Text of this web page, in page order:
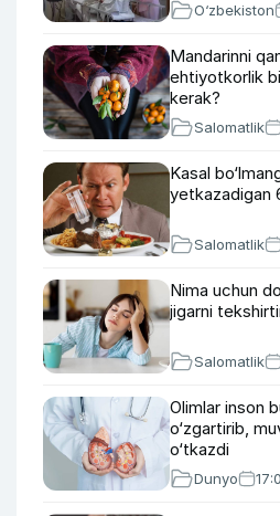
O‘zbekiston
Mandarinni
ehtiyotkorlik
kerak?
Salomatlik
Kasal
yetkazadigan
Salomatlik
Nima uchun
jigarni
Salomatlik
Olimlar inson
o‘zgartirib,
o‘tkazdi
Dunyo